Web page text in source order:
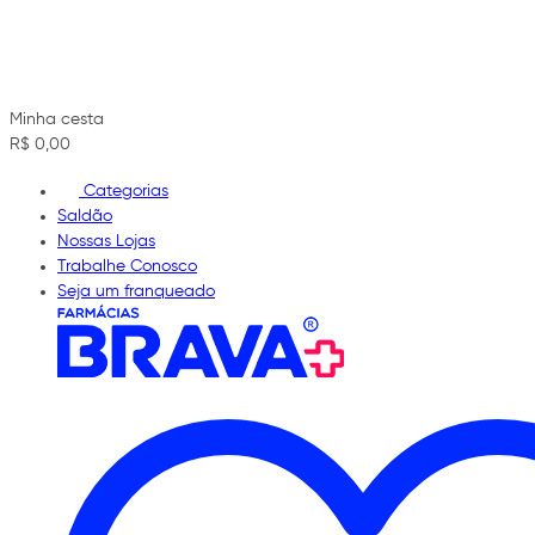
Minha cesta
R$ 0,00
Categorias
Saldão
Nossas Lojas
Trabalhe Conosco
Seja um franqueado